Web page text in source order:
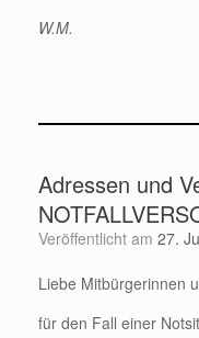
W.M.
Adressen und
Veröffentlicht am 27.
Liebe Mitbürgerinnen
für den Fall einer